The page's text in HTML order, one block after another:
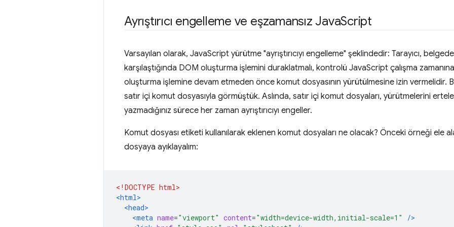
Ayrıştırıcı engelleme ve eşzamansız JavaScript
Varsayılan olarak, JavaScript yürütme "ayrıştırıcıyı engelleme" şeklindedir: Tarayıcı,
karşılaştığında DOM oluşturma işlemini duraklatmalı, kontrolü JavaScript çalışma
oluşturma işlemine devam etmeden önce komut dosyasının yürütülmesine izin vermelidir.
satır içi komut dosyasıyla görmüştük. Aslında, satır içi komut dosyaları, yürütmelerini
yazmadığınız sürece her zaman ayrıştırıcıyı engeller.
Komut dosyası etiketi kullanılarak eklenen komut dosyaları ne olacak? Önceki örneği ele
dosyaya ayıklayalım:
<!DOCTYPE html>
<html>
<head>
<meta name="viewport" content="width=device-width,initial-scale=1"
/>